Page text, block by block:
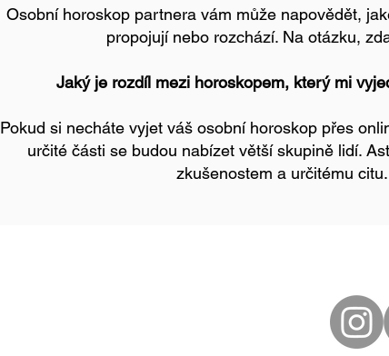
Osobní horoskop partnera vám může napovědět,
propojují nebo rozchází. Na otázku,
Jaký je rozdíl mezi horoskopem, který mi
Pokud si necháte vyjet váš osobní horoskop přes
určité části se budou nabízet větší skupině lidí.
zkušenostem a určitému